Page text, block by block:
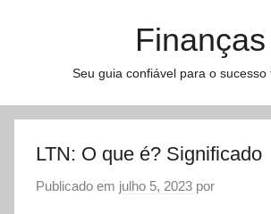
Finanças
Seu guia confiável para o sucesso
LTN: O que é? Significado
Publicado em julho 5, 2023 por